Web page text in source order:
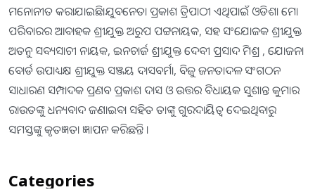
ମନୋନୀତ କରାଯାଇଛି।ଯୁବନେତା ପ୍ରକାଶ ତ୍ରିପାଠୀ ଏଥିପାଇଁ ଓଡିଶା ମୋ
ପରିବାରର ଆବାହକ ଶ୍ରୀଯୁକ୍ତ ଅରୁପ ପଟ୍ଟନାୟକ, ସହ ସଂଯୋଜକ ଶ୍ରୀଯୁକ୍ତ
ଅତନୁ ସବ୍ୟସାଚୀ ନାୟକ, ଇନଚାର୍ଜ ଶ୍ରୀଯୁକ୍ତ ଦେବୀ ପ୍ରସାଦ ମିଶ୍ର , ଯୋଜନା
ବୋର୍ଡ ଉପାଧ୍ୟକ୍ଷ ଶ୍ରୀଯୁକ୍ତ ସଞ୍ଜୟ ଦାସବର୍ମା, ବିଜୁ ଜନତାଦଳ ସଂଗଠନ
ସାଧାରଣ ସମ୍ପାଦକ ପ୍ରଣବ ପ୍ରକାଶ ଦାସ ଓ ଉତ୍ତର ବିଧାୟକ ସୁଶାନ୍ତ କୁମାର
ରାଉତଙ୍କୁ ଧନ୍ୟବାଦ ଜଣାଇବା ସହିତ ତାଙ୍କୁ ଗୁରଦାୟିତ୍ଵ ଦେଇଥିବାରୁ
ସମସ୍ତଙ୍କୁ କୃତଜ୍ଞତା ଜ୍ଞାପନ କରିଛନ୍ତି ।
Categories